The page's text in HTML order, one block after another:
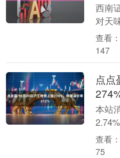
西南
对天
《
利能
查看：
147
点点
本站
元，
转债
查看：
75